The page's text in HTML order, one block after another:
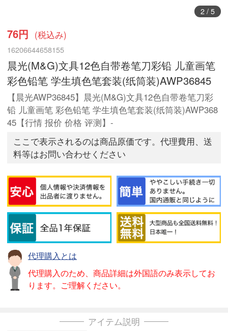
3/ 5
76円 (税込み)
16206644658155
晨光(M&G)文具12色自带卷笔刀彩铅 儿童画笔
彩色铅笔 学生填色笔套装(纸筒装)AWP36845
【晨光AWP36845】晨光(M&G)文具12色自带卷笔刀彩
铅 儿童画笔 彩色铅笔 学生填色笔套装(纸筒装)AWP368
45【行情 报价 价格 评测】-
ここで表示されるのは商品原価です。代理費用、送
料等はお問い合わせください
代理購入とは
代理購入のため、商品詳細は外国語のみ表示してお
ります。ご理解ください。
アイテム説明